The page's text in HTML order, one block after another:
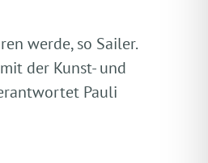
werde, so Sailer.
der Kunst- und
Pauli